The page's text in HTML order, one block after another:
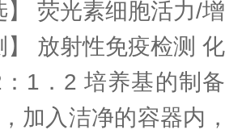
】 荧光素细胞活力/
】 放射性免疫检测
1．2 培养基的制
加入洁净的容器内